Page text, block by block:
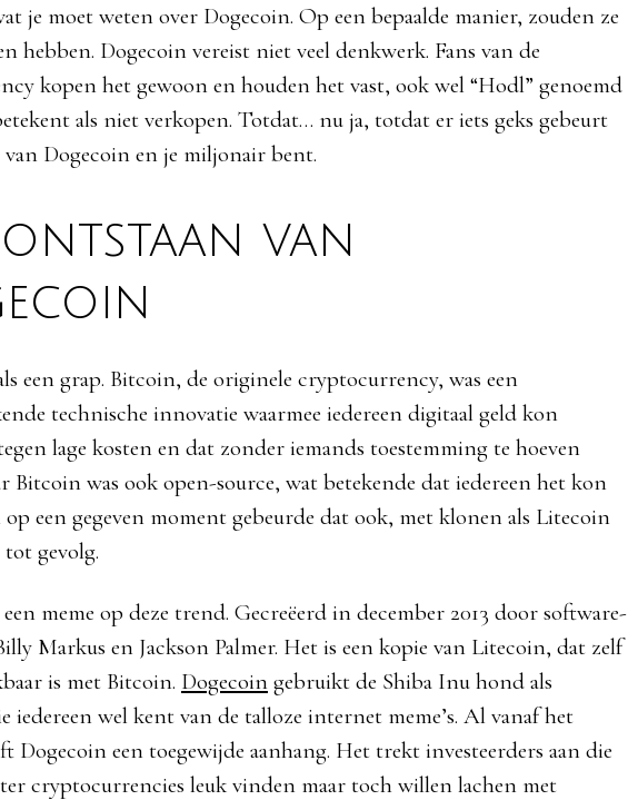
je moet weten over Dogecoin. Op een bepaalde manier, zouden ze
hebben. Dogecoin vereist niet veel denkwerk. Fans van de
kopen het gewoon en houden het vast, ook wel “Hodl” genoemd
als niet verkopen. Totdat… nu ja, totdat er iets geks gebeurt
Dogecoin en je miljonair bent.
van
een grap. Bitcoin, de originele cryptocurrency, was een
technische innovatie waarmee iedereen digitaal geld kon
lage kosten en dat zonder iemands toestemming te hoeven
Bitcoin was ook open-source, wat betekende dat iedereen het kon
een gegeven moment gebeurde dat ook, met klonen als Litecoin
gevolg.
meme op deze trend. Gecreëerd in december 2013 door software-
Markus en Jackson Palmer. Het is een kopie van Litecoin, dat zelf
is met Bitcoin. Dogecoin gebruikt de Shiba Inu hond als
iedereen wel kent van de talloze internet meme’s. Al vanaf het
Dogecoin een toegewijde aanhang. Het trekt investeerders aan die
cryptocurrencies leuk vinden maar toch willen lachen met